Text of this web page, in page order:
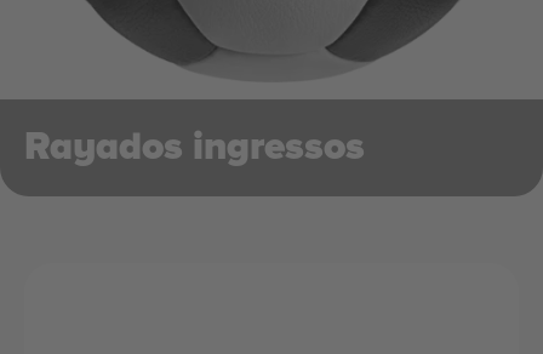
Rayados ingressos